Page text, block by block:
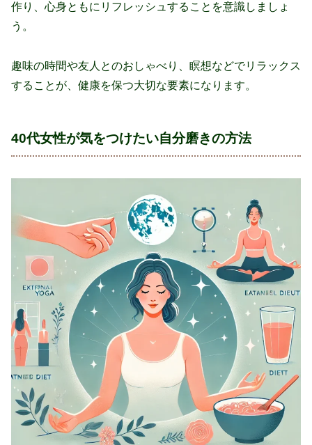
作り、心身ともにリフレッシュすることを意識しましょ
う。
趣味の時間や友人とのおしゃべり、瞑想などでリラックス
することが、健康を保つ大切な要素になります。
40代女性が気をつけたい自分磨きの方法